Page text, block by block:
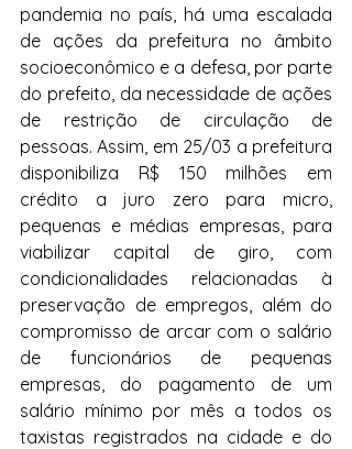
pandemia no país, há uma escalada
de ações da prefeitura no âmbito
socioeconômico e a defesa, por parte
do prefeito, da necessidade de ações
de restrição de circulação de
pessoas. Assim, em 25/03 a prefeitura
disponibiliza R$ 150 milhões em
crédito a juro zero para micro,
pequenas e médias empresas, para
viabilizar capital de giro, com
condicionalidades relacionadas à
preservação de empregos, além do
compromisso de arcar com o salário
de funcionários de pequenas
empresas, do pagamento de um
salário mínimo por mês a todos os
taxistas registrados na cidade e do